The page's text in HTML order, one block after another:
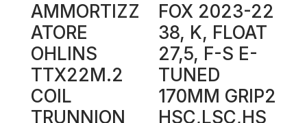
AMMORTIZZ
ATORE
OHLINS
TTX22M.2
COIL
TRUNNION
FOX 2023-22
38, K, FLOAT
27,5, F-S E-
TUNED
170MM GRIP2
HSC,LSC,HS